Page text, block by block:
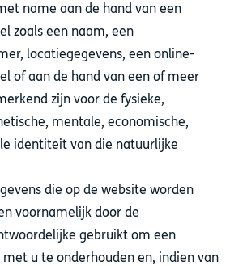
name aan de hand van een
zoals een naam, een
locatiegegevens, een online-
of aan de hand van een of meer
zijn voor de fysieke,
mentale, economische,
identiteit van die natuurlijke
die op de website worden
voornamelijk door de
gebruikt om een
u te onderhouden en, indien van